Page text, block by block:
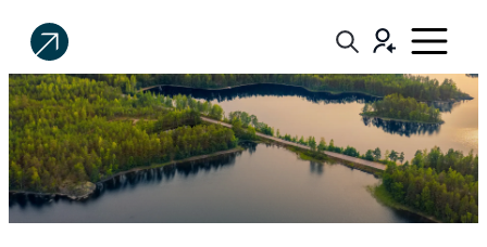
Sijoittaja.fi
Tee
parempia
sijoituspäätöksiä